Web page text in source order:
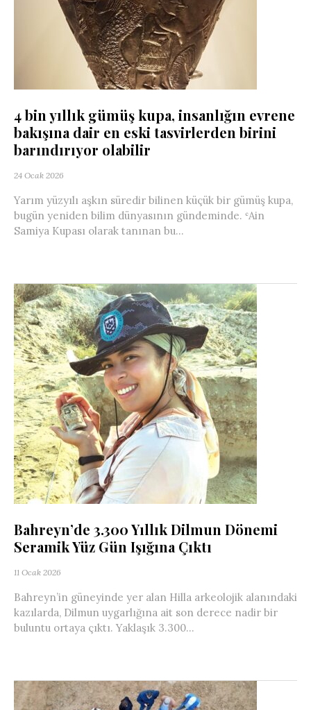
4 bin yıllık gümüş kupa, insanlığın evrene
bakışına dair en eski tasvirlerden birini
barındırıyor olabilir
24 Ocak 2026
Yarım yüzyılı aşkın süredir bilinen küçük bir gümüş kupa,
bugün yeniden bilim dünyasının gündeminde. ʿAin
Samiya Kupası olarak tanınan bu...
Bahreyn’de 3.300 Yıllık Dilmun Dönemi
Seramik Yüz Gün Işığına Çıktı
11 Ocak 2026
Bahreyn’in güneyinde yer alan Hilla arkeolojik alanındaki
kazılarda, Dilmun uygarlığına ait son derece nadir bir
buluntu ortaya çıktı. Yaklaşık 3.300...